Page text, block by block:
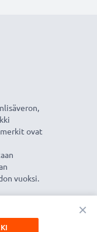
ovat
vuoksi.
×